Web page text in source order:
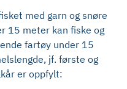
med garn og snøre
15 meter kan fiske og
fartøy under 15
jf. første og
er oppfylt: